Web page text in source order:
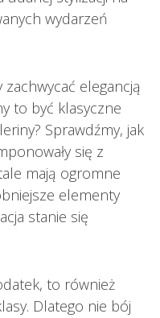
wydarzeń
elegancją
to być klasyczne
Sprawdźmy, jak
się z
mają ogromne
elementy
stanie się
to również
Dlatego nie bój